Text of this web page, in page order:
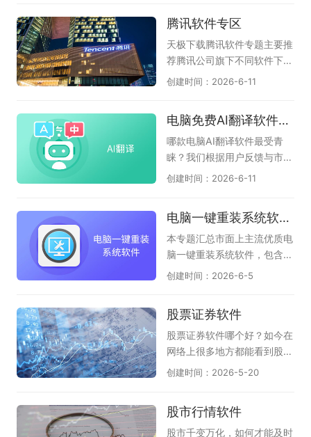
常广泛。对于从事设计工作的
人而言，熟练使用CAD软件至
关重要，可以提高工作效率，
选出的电脑专业CAD软件大
D、BIM模型、天正建筑等各
版本二维和三维CAD图纸，希
望对各位有帮助！
器，豆包，360安全浏览器，
2345加速浏览器等，总有一
款适合你！
片识别、智能问答、创作等
（如QQ浏览器、猎豹浏览
器、联想浏览器）；第2种：
以AI驱动的浏览器，直接告诉
答；辅助视频、音频、网页、
文档阅读；和第1种区别差不
多，只是重点突出了AI功能；
浏览器、小白AI浏览器）；第
使用AI功能的时候，还支持输
入网址访问页面，称的上隐形
AI浏览器（如豆包、夸克、纳
我们为您搜罗了多款最新、最
器。这些专为电脑端设计的浏
览器将AI深度融入每个操作，
能理解您的指令并自主完成任
如果你还没有使用，赶快在此
腾讯软件专区
天极下载腾讯软件专题主要推
荐腾讯公司旗下不同软件下载
需求，大家可以根据自己需要
家、腾讯视频、腾讯会议、Q
Q音乐、腾讯文档、QQ游戏
大厅、QQ浏览器、QQ输入
法、FoxMail等多款软件，只
有娱乐、有视频、有音乐、有
办公、有管家、有浏览器等品
类，应有尽有，可以满足不同
朋友千万不要错过，尽快下载
创建时间：2026-6-11
电脑免费AI翻译软件盘点
哪款电脑AI翻译软件最受青
睐？我们根据用户反馈与市场
热度，整理了本年度备受关注
具，为您呈现当前电脑端AI翻
译领域的权威选择指南，助您
一目了然做出决策。本专题页
面全面收录了电脑端高效专业
有值得信赖的新型AI翻译助
手，它们是豆包、夸克、文小
言、腾讯元宝，内部都自带了
学习还是阅读外文文献，这里
翻译软件，提升效率。
创建时间：2026-6-11
电脑一键重装系统软件汇总
本专题汇总市面上主流优质电
脑一键重装系统软件，包含云
净装机大师、小白一键重装系
装大师、小鱼一键重装系统工
具等多款实用工具，软件纯净
度高、适配性强，支持全自动
智能装机、驱动适配、系统还
甄选靠谱的电脑重装系统工
具。
创建时间：2026-6-5
股票证券软件
股票证券软件哪个好？如今在
网络上很多地方都能看到股票
证券的话题，的确近几年股市
的形势也在不断波动，随时掌
握当前动向就非常重要了，但
创建时间：2026-5-20
股市行情软件
股市千变万化，如何才能及时